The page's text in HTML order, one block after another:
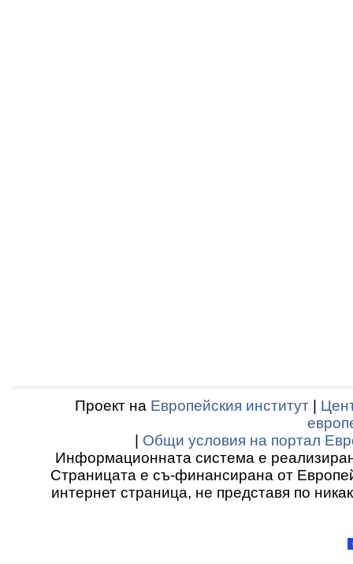
Проект на Европейския институт
Общи условия на портал
Информационната система е
Страницата е съ-финансирана от
интернет страница, не представя по